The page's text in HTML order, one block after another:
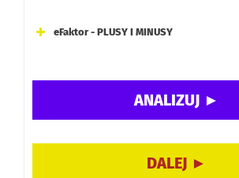
eFaktor - PLUSY I MINUSY
oraz za zmiany w umowie.
Możliwość finansowania firm od
działalności, także w branżach
transport, budownictwo).